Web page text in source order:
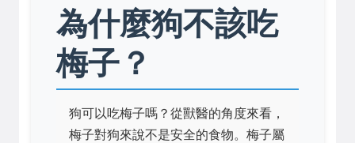
為什麼狗不該吃
梅子？
狗可以吃梅子嗎？從獸醫的角度來看，
梅子對狗來說不是安全的食物。梅子屬